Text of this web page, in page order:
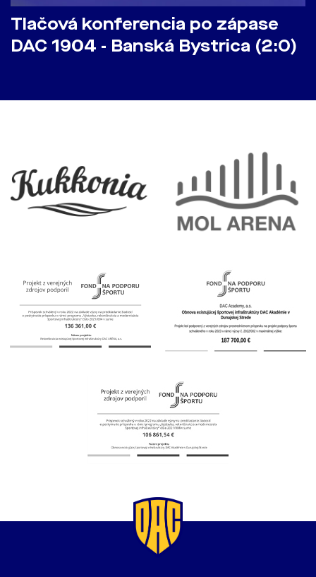
Tlačová konferencia po zápase
DAC 1904 - Banská Bystrica (2:0)